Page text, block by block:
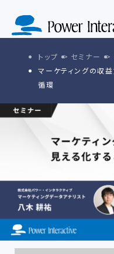
トップ セミナー
マーケティングの収
循環